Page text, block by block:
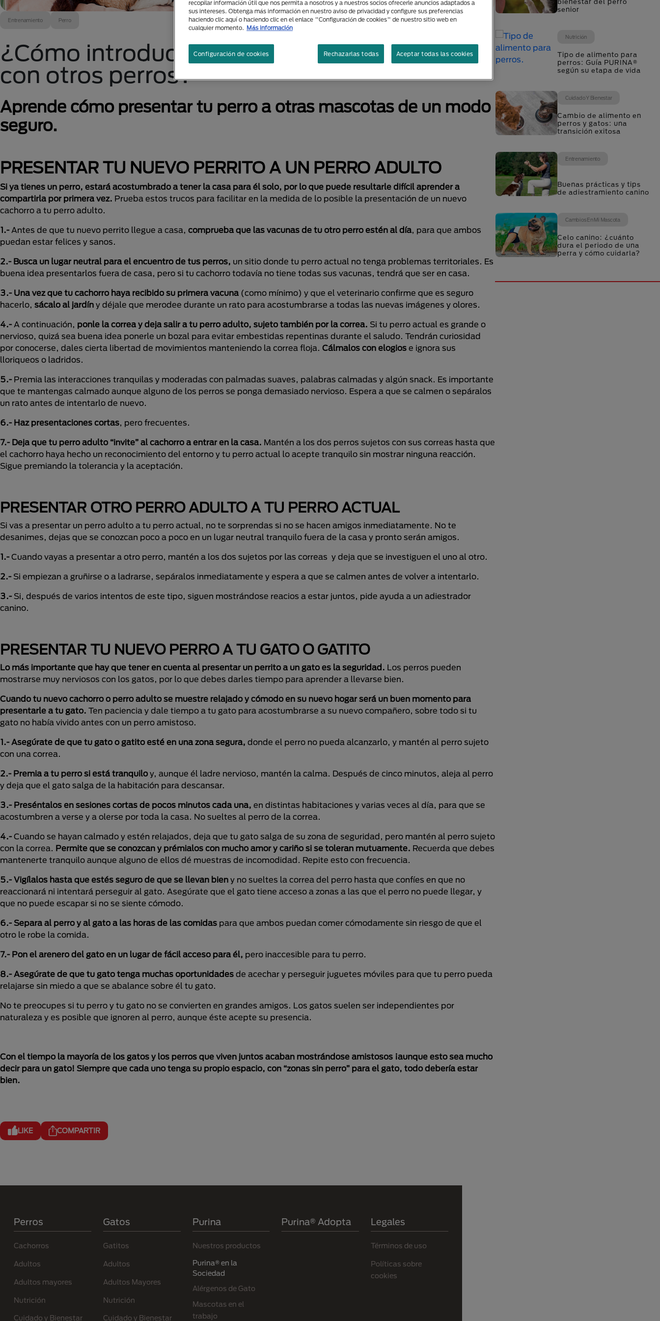
Entrenamiento Perro
¿Cómo introducir un cachorro nuevo en casa
con otros perros?
Aprende cómo presentar tu perro a otras mascotas de un modo
seguro.
PRESENTAR TU NUEVO PERRITO A UN PERRO ADULTO
Si ya tienes un perro, estará acostumbrado a tener la casa para él solo, por lo que puede resultarle difícil aprender a
compartirla por primera vez. Prueba estos trucos para facilitar en la medida de lo posible la presentación de un nuevo
cachorro a tu perro adulto.
1.- Antes de que tu nuevo perrito llegue a casa, comprueba que las vacunas de tu otro perro estén al día, para que ambos
puedan estar felices y sanos.
2.- Busca un lugar neutral para el encuentro de tus perros, un sitio donde tu perro actual no tenga problemas territoriales. Es
buena idea presentarlos fuera de casa, pero si tu cachorro todavía no tiene todas sus vacunas, tendrá que ser en casa.
3.- Una vez que tu cachorro haya recibido su primera vacuna (como mínimo) y que el veterinario confirme que es seguro
hacerlo, sácalo al jardín y déjale que merodee durante un rato para acostumbrarse a todas las nuevas imágenes y olores.
4.- A continuación, ponle la correa y deja salir a tu perro adulto, sujeto también por la correa. Si tu perro actual es grande o
nervioso, quizá sea buena idea ponerle un bozal para evitar embestidas repentinas durante el saludo. Tendrán curiosidad
por conocerse, dales cierta libertad de movimientos manteniendo la correa floja. Cálmalos con elogios e ignora sus
lloriqueos o ladridos.
5.- Premia las interacciones tranquilas y moderadas con palmadas suaves, palabras calmadas y algún snack. Es importante
que te mantengas calmado aunque alguno de los perros se ponga demasiado nervioso. Espera a que se calmen o sepáralos
un rato antes de intentarlo de nuevo.
6.- Haz presentaciones cortas, pero frecuentes.
7.- Deja que tu perro adulto “invite” al cachorro a entrar en la casa. Mantén a los dos perros sujetos con sus correas hasta que
el cachorro haya hecho un reconocimiento del entorno y tu perro actual lo acepte tranquilo sin mostrar ninguna reacción.
Sigue premiando la tolerancia y la aceptación.
PRESENTAR OTRO PERRO ADULTO A TU PERRO ACTUAL
Si vas a presentar un perro adulto a tu perro actual, no te sorprendas si no se hacen amigos inmediatamente. No te
desanimes, dejas que se conozcan poco a poco en un lugar neutral tranquilo fuera de la casa y pronto serán amigos.
1.- Cuando vayas a presentar a otro perro, mantén a los dos sujetos por las correas y deja que se investiguen el uno al otro.
2.- Si empiezan a gruñirse o a ladrarse, sepáralos inmediatamente y espera a que se calmen antes de volver a intentarlo.
3.- Si, después de varios intentos de este tipo, siguen mostrándose reacios a estar juntos, pide ayuda a un adiestrador
canino.
PRESENTAR TU NUEVO PERRO A TU GATO O GATITO
Lo más importante que hay que tener en cuenta al presentar un perrito a un gato es la seguridad. Los perros pueden
mostrarse muy nerviosos con los gatos, por lo que debes darles tiempo para aprender a llevarse bien.
Cuando tu nuevo cachorro o perro adulto se muestre relajado y cómodo en su nuevo hogar será un buen momento para
presentarle a tu gato. Ten paciencia y dale tiempo a tu gato para acostumbrarse a su nuevo compañero, sobre todo si tu
gato no había vivido antes con un perro amistoso.
1.- Asegúrate de que tu gato o gatito esté en una zona segura, donde el perro no pueda alcanzarlo, y mantén al perro sujeto
con una correa.
2.- Premia a tu perro si está tranquilo y, aunque él ladre nervioso, mantén la calma. Después de cinco minutos, aleja al perro
y deja que el gato salga de la habitación para descansar.
3.- Preséntalos en sesiones cortas de pocos minutos cada una, en distintas habitaciones y varias veces al día, para que se
acostumbren a verse y a olerse por toda la casa. No sueltes al perro de la correa.
4.- Cuando se hayan calmado y estén relajados, deja que tu gato salga de su zona de seguridad, pero mantén al perro sujeto
con la correa. Permite que se conozcan y prémialos con mucho amor y cariño si se toleran mutuamente. Recuerda que debes
mantenerte tranquilo aunque alguno de ellos dé muestras de incomodidad. Repite esto con frecuencia.
5.- Vigílalos hasta que estés seguro de que se llevan bien y no sueltes la correa del perro hasta que confíes en que no
reaccionará ni intentará perseguir al gato. Asegúrate que el gato tiene acceso a zonas a las que el perro no puede llegar, y
que no puede escapar si no se siente cómodo.
6.- Separa al perro y al gato a las horas de las comidas para que ambos puedan comer cómodamente sin riesgo de que el
otro le robe la comida.
7.- Pon el arenero del gato en un lugar de fácil acceso para él, pero inaccesible para tu perro.
8.- Asegúrate de que tu gato tenga muchas oportunidades de acechar y perseguir juguetes móviles para que tu perro pueda
relajarse sin miedo a que se abalance sobre él tu gato.
No te preocupes si tu perro y tu gato no se convierten en grandes amigos. Los gatos suelen ser independientes por
naturaleza y es posible que ignoren al perro, aunque éste acepte su presencia.
Con el tiempo la mayoría de los gatos y los perros que viven juntos acaban mostrándose amistosos ¡aunque esto sea mucho
decir para un gato! Siempre que cada uno tenga su propio espacio, con “zonas sin perro” para el gato, todo debería estar
bien.
LIKE COMPARTIR
senior
Nutrición
Tipo de alimento para
perros: Guía PURINA®
según su etapa de vida
Cuidado Y Bienestar
Cambio de alimento en
perros y gatos: una
transición exitosa
Entrenamiento
Buenas prácticas y tips
de adiestramiento canino
Cambios En Mi Mascota
Celo canino: ¿cuánto
dura el periodo de una
perra y cómo cuidarla?
Perros
Cachorros
Adultos
Adultos mayores
Nutrición
Cuidado y Bienestar
Gatos
Gatitos
Adultos
Adultos Mayores
Nutrición
Cuidado y Bienestar
Purina
Nuestros productos
Purina® en la
Sociedad
Alérgenos de Gato
Mascotas en el
trabajo
Purina® Adopta Legales
Términos de uso
Políticas sobre
cookies
recopilar información útil que nos permita a nosotros y a nuestros socios ofrecerle anuncios adaptados a
sus intereses. Obtenga más información en nuestro aviso de privacidad y configure sus preferencias
haciendo clic aquí o haciendo clic en el enlace "Configuración de cookies" de nuestro sitio web en
cualquier momento.
Más información
Rechazarlas todas Aceptar todas las cookies
Configuración de cookies